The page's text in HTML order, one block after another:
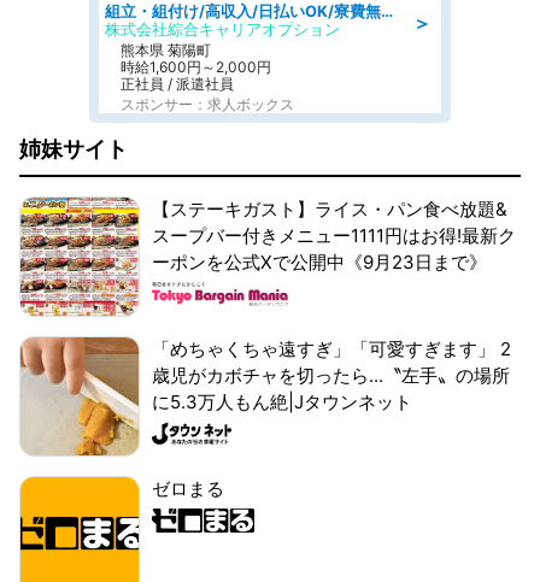
＞
組立・組付け/高収入/日払いOK/寮費無料/交替制/20・30・40代活躍中
株式会社綜合キャリアオプション
熊本県 菊陽町
時給1,600円～2,000円
正社員 / 派遣社員
スポンサー：求人ボックス
姉妹サイト
【ステーキガスト】ライス・パン食べ放題&
スープバー付きメニュー1111円はお得!最新ク
ーポンを公式Xで公開中《9月23日まで》
「めちゃくちゃ遠すぎ」「可愛すぎます」 2
歳児がカボチャを切ったら...〝左手〟の場所
に5.3万人もん絶|Jタウンネット
ゼロまる